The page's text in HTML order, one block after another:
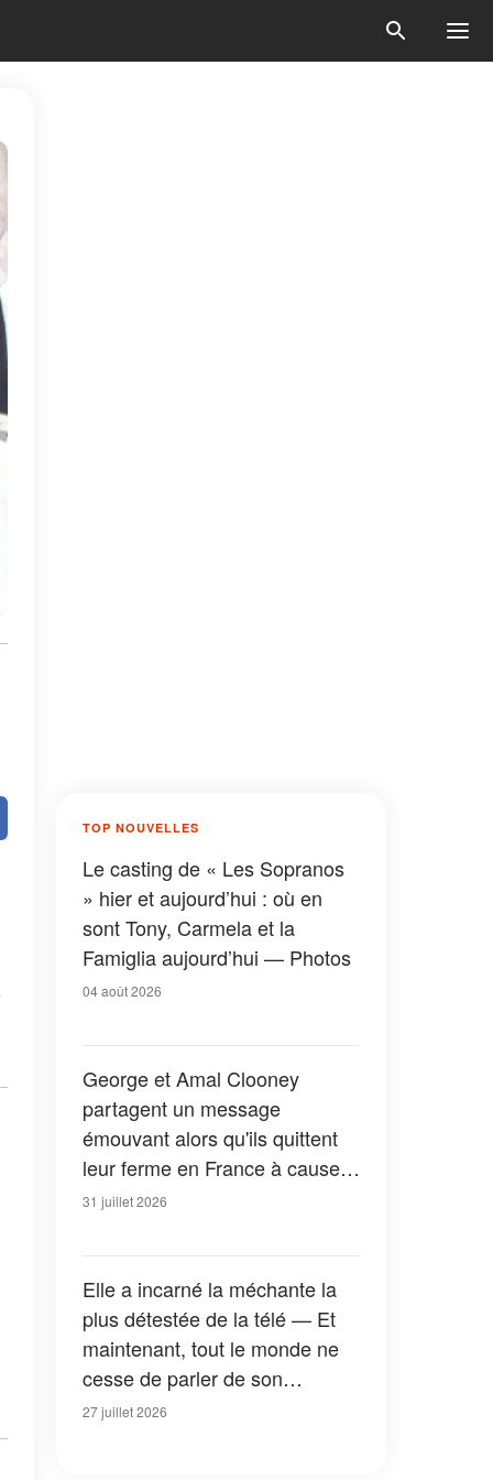
TOP NOUVELLES
Le casting de « Les Sopranos
» hier et aujourd’hui : où en
sont Tony, Carmela et la
Famiglia aujourd’hui — Photos
04 août 2026
George et Amal Clooney
partagent un message
émouvant alors qu'ils quittent
leur ferme en France à cause
des feux de forêt — Tous les
31 juillet 2026
Elle a incarné la méchante la
plus détestée de la télé — Et
maintenant, tout le monde ne
cesse de parler de son
apparition dans la nouvelle
27 juillet 2026